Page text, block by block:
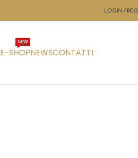
LOGIN /
E-SHOP
NEW
NEWSCONTATTI